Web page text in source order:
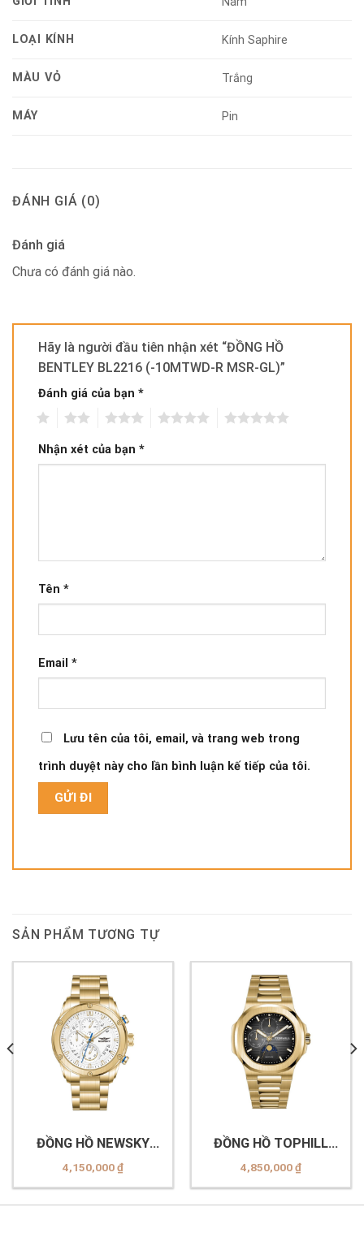
LOẠI KÍNH Kính Saphire
MÀU VỎ Trắng
MÁY Pin
ĐÁNH GIÁ (0)
Đánh giá
Chưa có đánh giá nào.
Hãy là người đầu tiên nhận xét “ĐỒNG HỒ
BENTLEY BL2216 (-10MTWD-R MSR-GL)”
Đánh giá của bạn *
Nhận xét của bạn *
Tên *
Email *
Lưu tên của tôi, email, và trang web trong
trình duyệt này cho lần bình luận kế tiếp của tôi.
SẢN PHẨM TƯƠNG TỰ
ĐỒNG HỒ NEWSKY
NS6007G.S03
4,150,000₫
ĐỒNG HỒ TOPHILL
TL028G.S2152
4,850,000₫